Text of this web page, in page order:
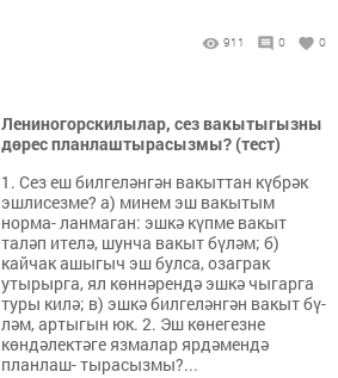
911 0 0
Лениногорскилылар, cез вакытыгызны
дөрес планлаштырасызмы? (тест)
1. Сез еш билгеләнгән вакыттан күбрәк
эшлисезме? а) минем эш вакытым
норма- ланмаган: эшкә күпме вакыт
таләп ителә, шунча вакыт бүләм; б)
кайчак ашыгыч эш булса, озаграк
утырырга, ял көннәрендә эшкә чыгарга
туры килә; в) эшкә билгеләнгән вакыт бү-
ләм, артыгын юк. 2. Эш көнегезне
көндәлектәге язмалар ярдәмендә
планлаш- тырасызмы?...